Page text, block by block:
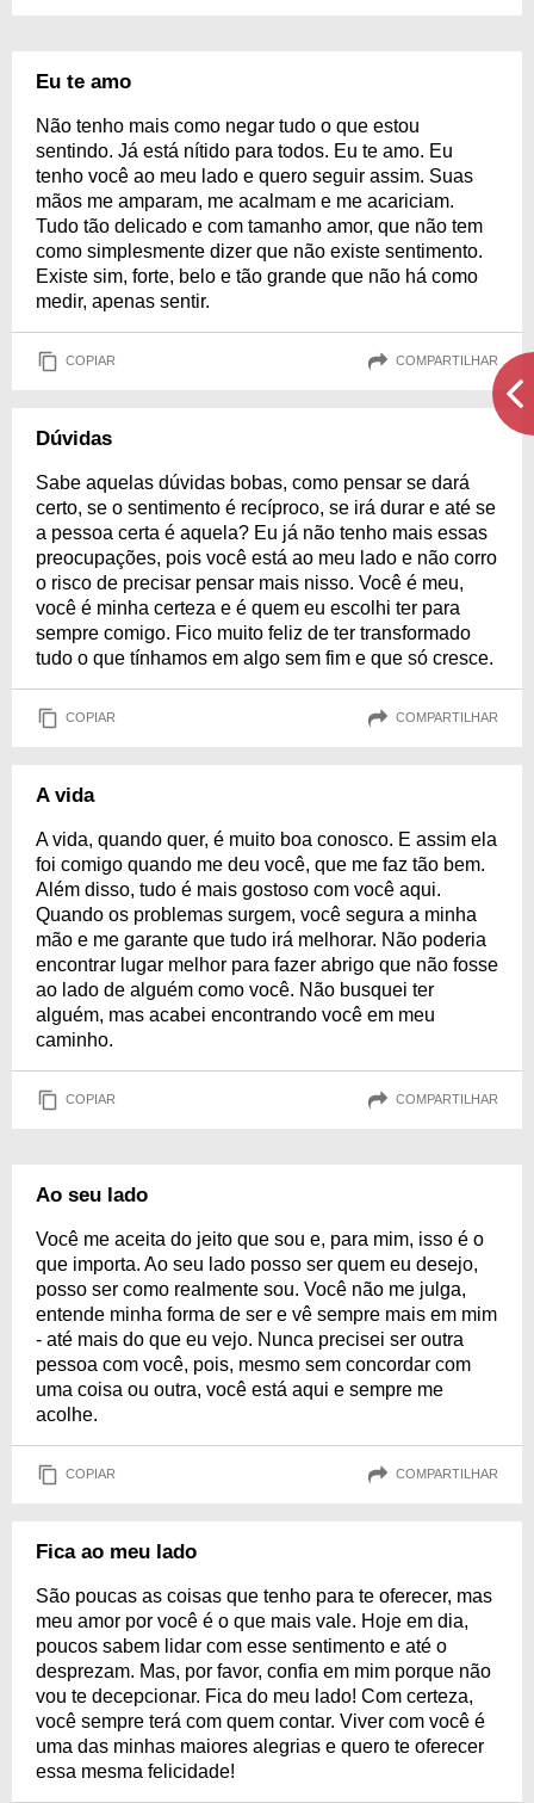
Eu te amo
Não tenho mais como negar tudo o que estou
sentindo. Já está nítido para todos. Eu te amo. Eu
tenho você ao meu lado e quero seguir assim. Suas
mãos me amparam, me acalmam e me acariciam.
Tudo tão delicado e com tamanho amor, que não tem
como simplesmente dizer que não existe sentimento.
Existe sim, forte, belo e tão grande que não há como
medir, apenas sentir.
COPIAR COMPARTILHAR
Dúvidas
Sabe aquelas dúvidas bobas, como pensar se dará
certo, se o sentimento é recíproco, se irá durar e até se
a pessoa certa é aquela? Eu já não tenho mais essas
preocupações, pois você está ao meu lado e não corro
o risco de precisar pensar mais nisso. Você é meu,
você é minha certeza e é quem eu escolhi ter para
sempre comigo. Fico muito feliz de ter transformado
tudo o que tínhamos em algo sem fim e que só cresce.
COPIAR COMPARTILHAR
A vida
A vida, quando quer, é muito boa conosco. E assim ela
foi comigo quando me deu você, que me faz tão bem.
Além disso, tudo é mais gostoso com você aqui.
Quando os problemas surgem, você segura a minha
mão e me garante que tudo irá melhorar. Não poderia
encontrar lugar melhor para fazer abrigo que não fosse
ao lado de alguém como você. Não busquei ter
alguém, mas acabei encontrando você em meu
caminho.
COPIAR COMPARTILHAR
Ao seu lado
Você me aceita do jeito que sou e, para mim, isso é o
que importa. Ao seu lado posso ser quem eu desejo,
posso ser como realmente sou. Você não me julga,
entende minha forma de ser e vê sempre mais em mim
- até mais do que eu vejo. Nunca precisei ser outra
pessoa com você, pois, mesmo sem concordar com
uma coisa ou outra, você está aqui e sempre me
acolhe.
COPIAR COMPARTILHAR
Fica ao meu lado
São poucas as coisas que tenho para te oferecer, mas
meu amor por você é o que mais vale. Hoje em dia,
poucos sabem lidar com esse sentimento e até o
desprezam. Mas, por favor, confia em mim porque não
vou te decepcionar. Fica do meu lado! Com certeza,
você sempre terá com quem contar. Viver com você é
uma das minhas maiores alegrias e quero te oferecer
essa mesma felicidade!